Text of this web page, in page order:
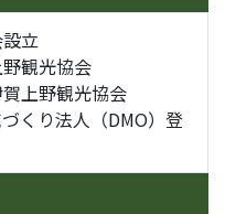
立
観光協会
上野観光協会
くり法人（DMO）登